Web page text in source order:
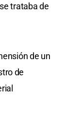
trataba de
de un
de